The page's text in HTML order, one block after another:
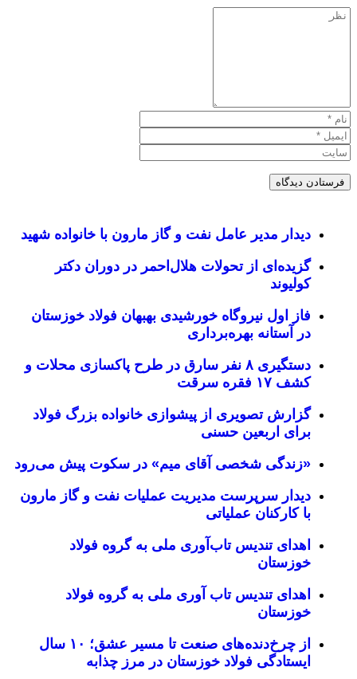
دیدار مدیر عامل نفت و گاز مارون با خانواده شهید
گزیده‌ای از تحولات هلال‌احمر در دوران دکتر
کولیوند
فاز اول نیروگاه خورشیدی بهبهان فولاد خوزستان
در آستانه بهره‌برداری
دستگیری ۸ نفر سارق در طرح پاکسازی محلات و
کشف ۱۷ فقره سرقت
گزارش تصویری از پیشوازی خانواده بزرگ فولاد
برای اربعین حسنی
«زندگی شخصی آقای میم» در سکوت پیش می‌رود
دیدار سرپرست مدیریت عملیات نفت و گاز مارون
با کارکنان عملیاتی
اهدای تندیس تاب‌آوری ملی به گروه فولاد
خوزستان
اهدای تندیس تاب آوری ملی به گروه فولاد
خوزستان
از چرخ‌دنده‌های صنعت تا مسیر عشق؛ ۱۰ سال
ایستادگی فولاد خوزستان در مرز چذابه